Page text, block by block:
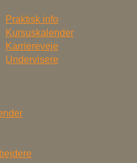
Praktisk info
Kursuskalender
Karriereveje
Undervisere